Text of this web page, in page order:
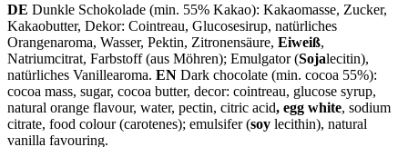
DE Dunkle Schokolade (min. 55% Kakao): Kakaomasse, Zucker,
Kakaobutter, Dekor: Cointreau, Glucosesirup, natürliches
Orangenaroma, Wasser, Pektin, Zitronensäure, Eiweiß,
Natriumcitrat, Farbstoff (aus Möhren); Emulgator (Sojalecitin),
natürliches Vanillearoma. EN Dark chocolate (min. cocoa 55%):
cocoa mass, sugar, cocoa butter, decor: cointreau, glucose syrup,
natural orange flavour, water, pectin, citric acid, egg white, sodium
citrate, food colour (carotenes); emulsifer (soy lecithin), natural
vanilla favouring.